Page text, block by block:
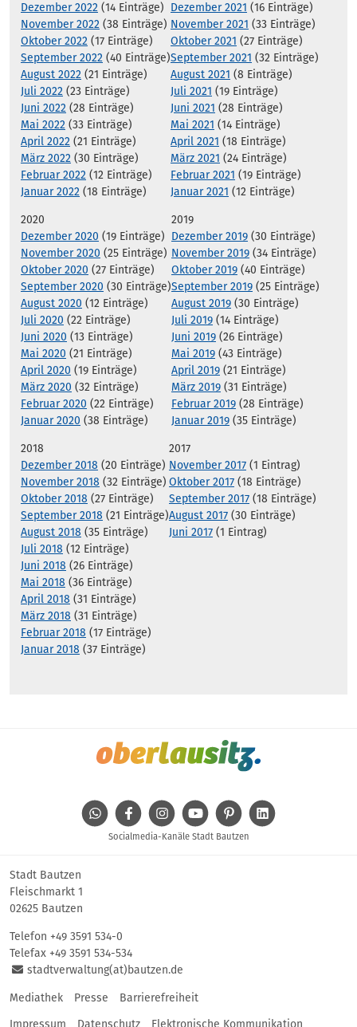
Dezember 2022 (14 Einträge)
November 2022 (38 Einträge)
Oktober 2022 (17 Einträge)
September 2022 (40 Einträge)
August 2022 (21 Einträge)
Juli 2022 (23 Einträge)
Juni 2022 (28 Einträge)
Mai 2022 (33 Einträge)
April 2022 (21 Einträge)
März 2022 (30 Einträge)
Februar 2022 (12 Einträge)
Januar 2022 (18 Einträge)
Dezember 2021 (16 Einträge)
November 2021 (33 Einträge)
Oktober 2021 (27 Einträge)
September 2021 (32 Einträge)
August 2021 (8 Einträge)
Juli 2021 (19 Einträge)
Juni 2021 (28 Einträge)
Mai 2021 (14 Einträge)
April 2021 (18 Einträge)
März 2021 (24 Einträge)
Februar 2021 (19 Einträge)
Januar 2021 (12 Einträge)
2020
Dezember 2020 (19 Einträge)
November 2020 (25 Einträge)
Oktober 2020 (27 Einträge)
September 2020 (30 Einträge)
August 2020 (12 Einträge)
Juli 2020 (22 Einträge)
Juni 2020 (13 Einträge)
Mai 2020 (21 Einträge)
April 2020 (19 Einträge)
März 2020 (32 Einträge)
Februar 2020 (22 Einträge)
Januar 2020 (38 Einträge)
2019
Dezember 2019 (30 Einträge)
November 2019 (34 Einträge)
Oktober 2019 (40 Einträge)
September 2019 (25 Einträge)
August 2019 (30 Einträge)
Juli 2019 (14 Einträge)
Juni 2019 (26 Einträge)
Mai 2019 (43 Einträge)
April 2019 (21 Einträge)
März 2019 (31 Einträge)
Februar 2019 (28 Einträge)
Januar 2019 (35 Einträge)
2018
Dezember 2018 (20 Einträge)
November 2018 (32 Einträge)
Oktober 2018 (27 Einträge)
September 2018 (21 Einträge)
August 2018 (35 Einträge)
Juli 2018 (12 Einträge)
Juni 2018 (26 Einträge)
Mai 2018 (36 Einträge)
April 2018 (31 Einträge)
März 2018 (31 Einträge)
Februar 2018 (17 Einträge)
Januar 2018 (37 Einträge)
2017
November 2017 (1 Eintrag)
Oktober 2017 (18 Einträge)
September 2017 (18 Einträge)
August 2017 (30 Einträge)
Juni 2017 (1 Eintrag)
WhatsAppFacebookInstagramYoutube Pinterest
Socialmedia-Kanäle Stadt Bautzen
Stadt Bautzen
Fleischmarkt 1
02625 Bautzen
Telefon +49 3591 534-0
Telefax +49 3591 534-534
stadtverwaltung(at)bautzen.de
Mediathek Presse
Barrierefreiheit
Impressum
Datenschutz Elektronische Kommunikation